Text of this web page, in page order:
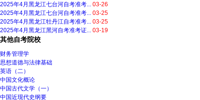
2025年4月黑龙江七台河自考准考... 03-26
2025年4月黑龙江七台河自考准考... 03-25
2025年4月黑龙江牡丹江自考准考... 03-25
2025年4月黑龙江黑河自考准考证... 03-19
其他自考院校
财务管理学
思想道德与法律基础
英语（二）
中国文化概论
中国古代文学（一）
中国近现代史纲要